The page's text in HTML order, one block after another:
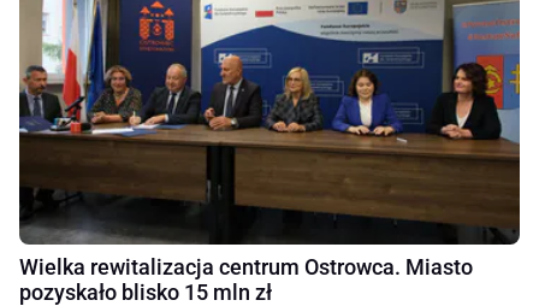
Wielka rewitalizacja centrum Ostrowca. Miasto
pozyskało blisko 15 mln zł